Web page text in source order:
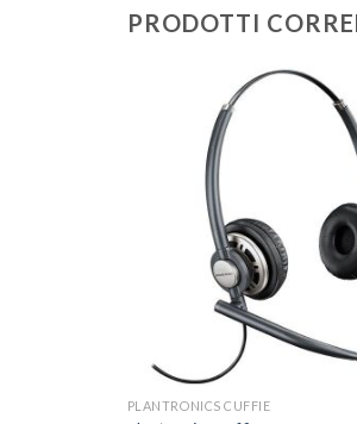
PRODOTTI
PLANTRONICS CUFFIE